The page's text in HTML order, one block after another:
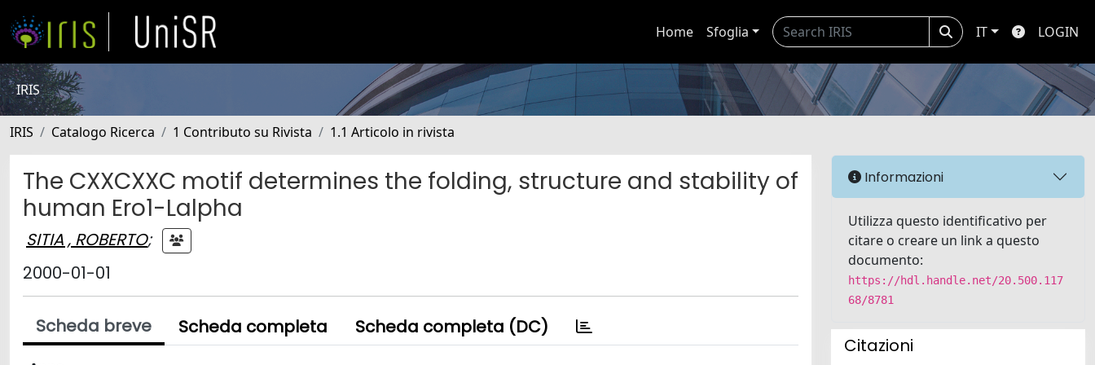
Home Sfoglia IT LOGIN
IRIS
IRIS Catalogo Ricerca 1 Contributo su Rivista 1.1 Articolo in rivista
The CXXCXXC motif determines the folding, structure and stability of
human Ero1-Lalpha
SITIA , ROBERTO;
2000-01-01
Scheda breve Scheda completa Scheda completa (DC)
Informazioni
Utilizza questo identificativo per
citare o creare un link a questo
documento:
https://hdl.handle.net/20.500.117
68/8781
Citazioni